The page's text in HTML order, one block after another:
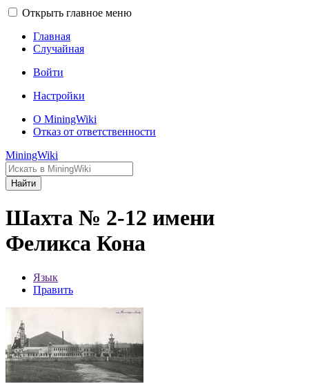
Открыть главное меню
Главная
Случайная
Войти
Настройки
О MiningWiki
Отказ от ответственности
MiningWiki
Найти
Шахта № 2-12 имени
Феликса Кона
Язык
Править